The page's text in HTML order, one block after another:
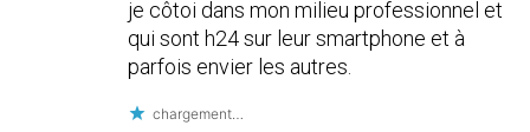
je côtoi dans mon milieu professionnel et
qui sont h24 sur leur smartphone et à
parfois envier les autres.
chargement…